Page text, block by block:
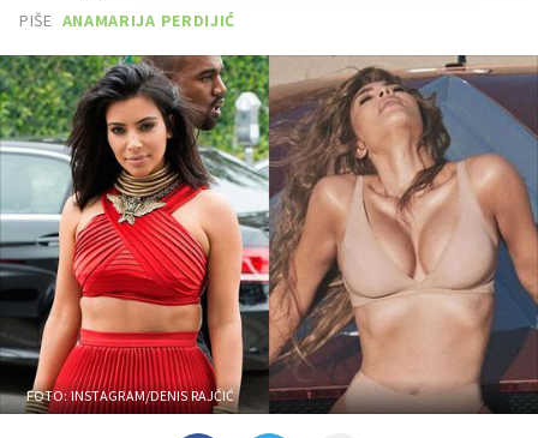
PIŠE ANAMARIJA PERDIJIĆ
FOTO: INSTAGRAM/DENIS RAJČIĆ